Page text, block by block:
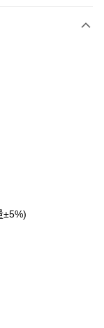
用無須另外申請。
跳轉到大哥付的交易
日，確認付款後即完
認頁面所載為準。
過，訂單將自動取
分期系統評分，恕無
式。 讓您購物簡單
±5%)